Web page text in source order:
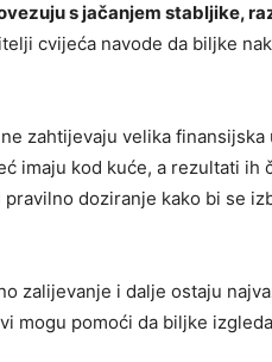
s jačanjem stabljike,
cvijeća navode da biljke
zahtijevaju velika finansijska
imaju kod kuće, a rezultati ih
doziranje kako bi se
zalijevanje i dalje ostaju
mogu pomoći da biljke